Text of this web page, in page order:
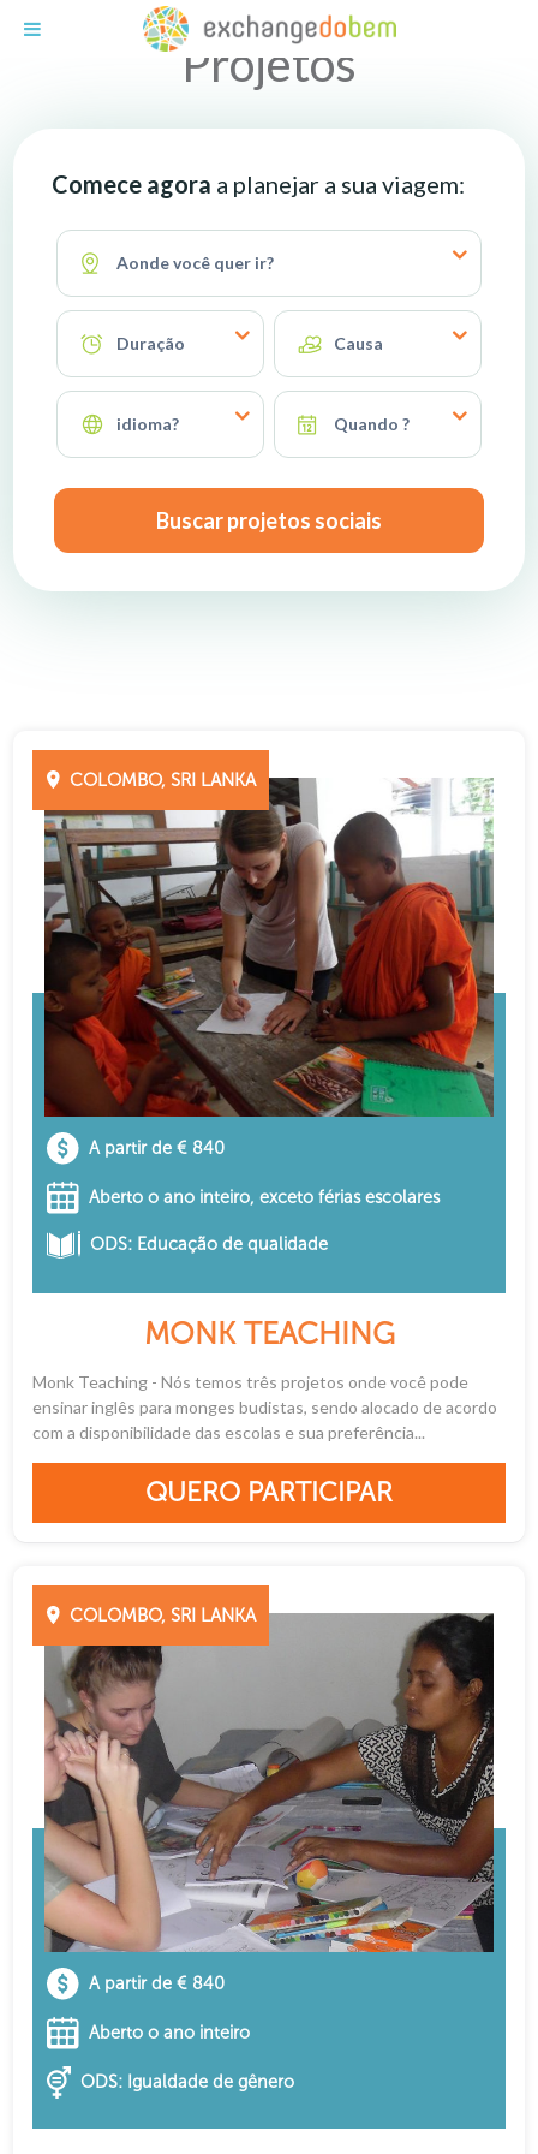
Projetos
Comece agora a planejar a sua viagem:
Aonde você quer ir?
Duração Causa
idioma? Quando ?
Buscar projetos sociais
COLOMBO, SRI LANKA
A partir de € 840
Aberto o ano inteiro, exceto férias escolares
ODS: Educação de qualidade
MONK TEACHING
Monk Teaching - Nós temos três projetos onde você pode
ensinar inglês para monges budistas, sendo alocado de acordo
com a disponibilidade das escolas e sua preferência...
QUERO PARTICIPAR
COLOMBO, SRI LANKA
A partir de € 840
Aberto o ano inteiro
ODS: Igualdade de gênero
Exchange do Bem